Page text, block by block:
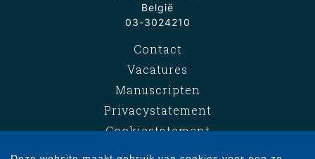
België
03-3024210
Contact
Vacatures
Manuscripten
Privacystatement
Cookiestatement